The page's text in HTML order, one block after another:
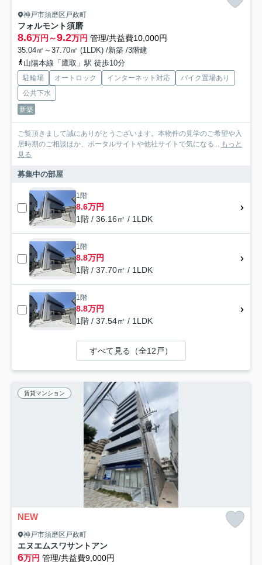
神戸市須磨区戸政町
フォルモント須磨
8.6万円～9.2万円 管理/共益費10,000円
35.04㎡～37.70㎡ (1LDK) /新築 /3階建
山陽本線「鷹取」駅 徒歩10分
駐輪場 オートロック インターネット対応
バイク置場あり
公共下水
新築
ご覧頂きまして誠にありがとうございます。本物件の見学のご希望や入
居時期のご相談ほか、ポータルサイトや他社サイトで気になる... もっと
見る
募集中の部屋
1階
8.6万円
1階 / 36.16㎡ / 1LDK
1階
8.8万円
1階 / 37.70㎡ / 1LDK
1階
8.8万円
1階 / 37.54㎡ / 1LDK
すべて見る（全12戸）
賃貸マンション
NEW
神戸市須磨区戸政町
エヌエムスワサントアン
6万円 管理/共益費9,000円